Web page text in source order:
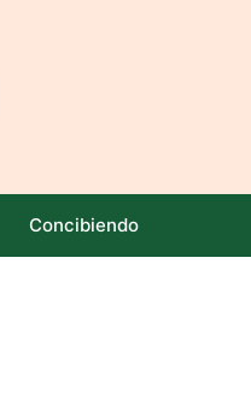
Concibiendo